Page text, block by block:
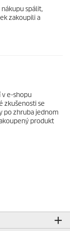
spálit,
zakoupili a
e-shopu
zkušenosti se
po zhruba jednom
produkt